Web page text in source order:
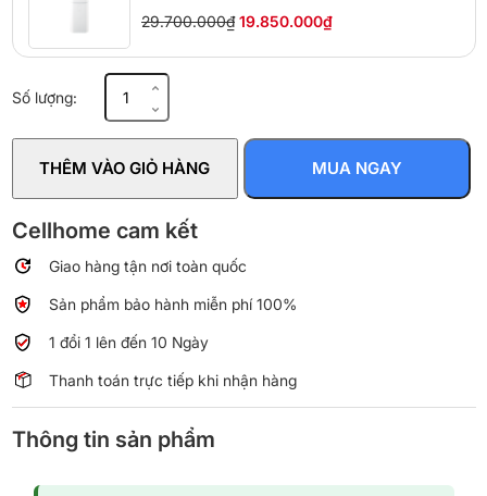
29.700.000₫ 19.850.000₫
Số lượng:
Máy
lọc
nóng
lạnh
làm
đá
TWP-
IW2469SVN(K)
lượng
THÊM VÀO GIỎ HÀNG MUA NGAY
Cellhome cam kết
Giao hàng tận nơi toàn quốc
Sản phẩm bảo hành miễn phí 100%
1 đổi 1 lên đến 10 Ngày
Thanh toán trực tiếp khi nhận hàng
Thông tin sản phẩm